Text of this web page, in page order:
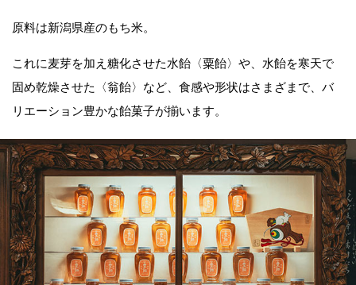
原料は新潟県産のもち米。
これに麦芽を加え糖化させた水飴〈粟飴〉や、水飴を寒天で
固め乾燥させた〈翁飴〉など、食感や形状はさまざまで、バ
リエーション豊かな飴菓子が揃います。